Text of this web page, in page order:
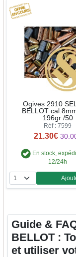
Ogives 2910
BELLOT
196gr /50
Réf : 7599
21.30€
En stock,
12/24h
Guide &
BELLOT :
et utiliser